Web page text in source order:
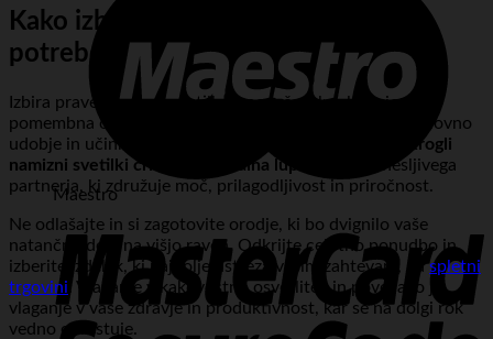
Maestro
Kako izbrati pravo orodje za vaše
potrebe?
Izbira prave namizne svetilke s povečevalno lupo je
pomembna odločitev, ki lahko močno vpliva na vaše delovno
udobje in učinkovitost. Pri tej
USB 3.2 LED gibljivi okrogli
namizni svetilki črna povečevalna lupa
dobite zanesljivega
partnerja, ki združuje moč, prilagodljivost in priročnost.
Ne odlašajte in si zagotovite orodje, ki bo dvignilo vaše
natančno delo na višjo raven. Odkrijte celotno ponudbo in
izberite izdelek, ki najbolje ustreza vašim zahtevam, naspletni
trgovini . Vlaganje v kakovostno osvetlitev in povečavo je
vlaganje v vaše zdravje in produktivnost, kar se na dolgi rok
vedno obrestuje.